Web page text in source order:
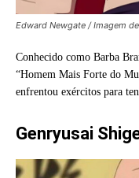
Edward Newgate / Imagem
Conhecido como Barba
“Homem Mais Forte do
enfrentou exércitos para
Genryusai